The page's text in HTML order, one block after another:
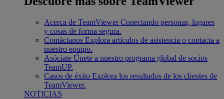
Acerca de TeamViewer Conectando personas, lugares
y cosas de forma segura.
Contáctanos Explora artículos de asistencia o contacta a
nuestro equipo.
Asóciate Únete a nuestro programa global de socios
TeamUP.
Casos de éxito Explora los resultados de los clientes de
TeamViewer.
NOTICIAS